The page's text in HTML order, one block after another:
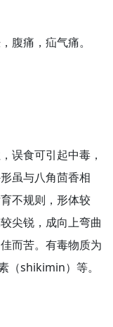
腹痛，疝气痛。
误食可引起中毒，
虽与八角茴香相
不规则，形体较
尖锐，成向上弯曲
而苦。有毒物质为
（shikimin）等。